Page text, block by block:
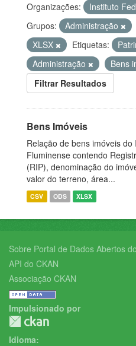
Organizações:
Instituto
Grupos:
Administração
XLSX
Etiquetas:
Administração
Bens
Filtrar Resultados
Bens Imóveis
Relação de bens imóveis do
Fluminense contendo
(RIP), denominação do
valor do terreno, área...
CSV ODS XLSX
Sobre Portal de Dados Abertos
API do CKAN
Associação CKAN
Impulsionado por
Idioma